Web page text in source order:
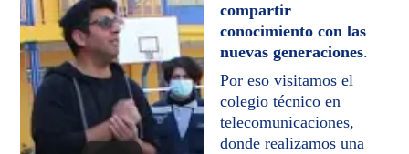
compartir
conocimiento con las
nuevas generaciones.
Por eso visitamos el
colegio técnico en
telecomunicaciones,
donde realizamos una